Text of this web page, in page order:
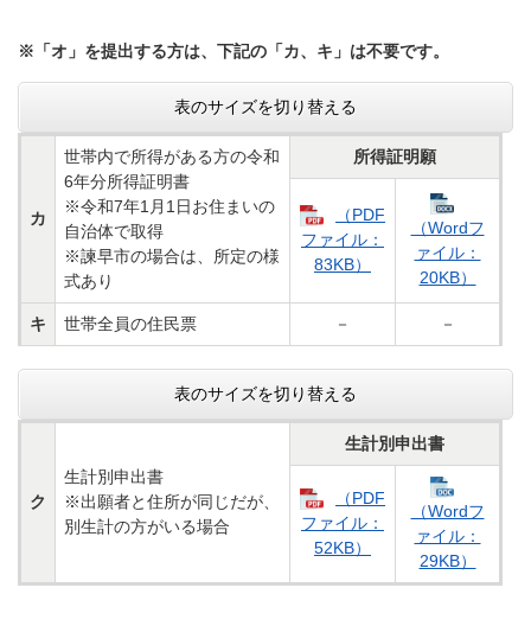
※「オ」を提出する方は、下記の「カ、キ」は不要です。​
表のサイズを切り替える
カ
世帯内で所得がある方の令和
6年分所得証明書
※令和7年1月1日お住まいの
自治体で取得
​※諫早市の場合は、所定の様
式あり
所得証明願
（PDF
ファイル：
83KB）
（Wordフ
ァイル：
20KB）
キ 世帯全員の住民票 － －
表のサイズを切り替える
ク
生計別申出書
※出願者と住所が同じだが、
別生計の方がいる場合
生計別申出書
（PDF
ファイル：
52KB）
（Wordフ
ァイル：
29KB）